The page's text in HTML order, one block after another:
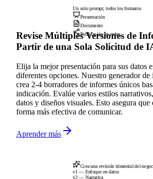
Un solo prompt, todos los formatos
Presentación
Documento
Publicación en redes
Revise Múltiples Versiones de
Partir de una Sola Solicitud de
Elija la mejor presentación para sus datos
diferentes opciones. Nuestro generador
crea 2-4 borradores de informes únicos
indicación. Evalúe varios estilos
datos y diseños visuales. Esto asegura que
forma más efectiva de comunicar.
Aprender más
Crea una revisión trimestral del
v1 — Enfoque en datos
v2 — Narrativa